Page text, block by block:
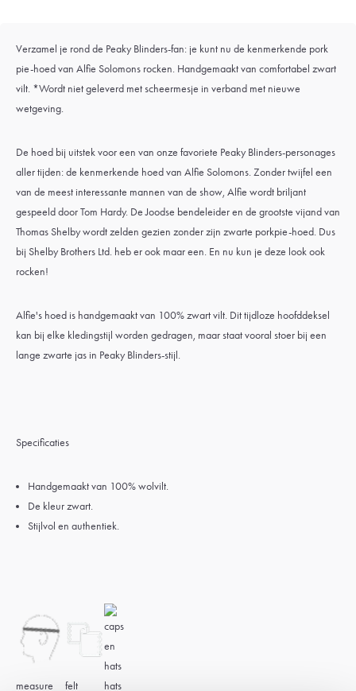
Verzamel je rond de Peaky Blinders-fan: je kunt nu de kenmerkende pork
pie-hoed van Alfie Solomons rocken. Handgemaakt van comfortabel zwart
vilt. *Wordt niet geleverd met scheermesje in verband met nieuwe
wetgeving.
De hoed bij uitstek voor een van onze favoriete Peaky Blinders-personages
aller tijden: de kenmerkende hoed van Alfie Solomons. Zonder twijfel een
van de meest interessante mannen van de show, Alfie wordt briljant
gespeeld door Tom Hardy. De Joodse bendeleider en de grootste vijand van
Thomas Shelby wordt zelden gezien zonder zijn zwarte porkpie-hoed. Dus
bij Shelby Brothers Ltd. heb er ook maar een. En nu kun je deze look ook
rocken!
Alfie's hoed is handgemaakt van 100% zwart vilt. Dit tijdloze hoofddeksel
kan bij elke kledingstijl worden gedragen, maar staat vooral stoer bij een
lange zwarte jas in Peaky Blinders-stijl.
Specificaties
Handgemaakt van 100% wolvilt.
De kleur zwart.
Stijlvol en authentiek.
measure felt hats